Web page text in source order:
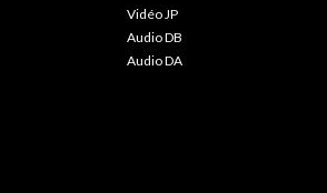
Vidéo JP
Audio DB
Audio DA